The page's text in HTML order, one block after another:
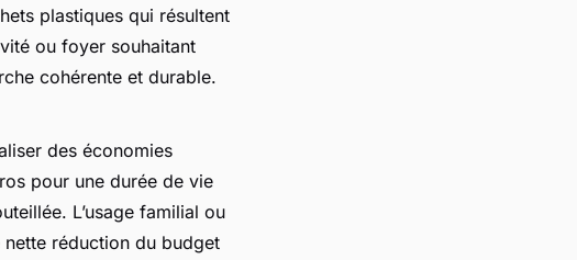
plastiques qui résultent
ou foyer souhaitant
cohérente et durable.
des économies
pour une durée de vie
L’usage familial ou
nette réduction du budget